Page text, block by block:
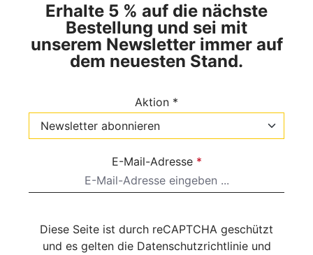
Erhalte 5 % auf die nächste
Bestellung und sei mit
unserem Newsletter immer auf
dem neuesten Stand.
Aktion *
E-Mail-Adresse *
Diese Seite ist durch reCAPTCHA geschützt
und es gelten die Datenschutzrichtlinieund